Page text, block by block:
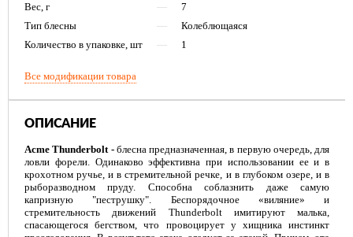
Вес, г
—
7
Тип блесны
—
Колеблющаяся
Количество в упаковке, шт
— 1
Все модификации товара
ОПИСАНИЕ
Acme Thunderbolt -блесна предназначенная, в первую очередь, для
ловли форели. Одинаково эффективна при использовании ее и в
крохотном ручье, и в стремительной речке, и в глубоком озере, и в
рыборазводном пруду. Способна соблазнить даже самую
капризную "пеструшку". Беспорядочное «виляние» и
стремительность движений Thunderbolt имитируют малька,
спасающегося бегством, что провоцирует у хищника инстинкт